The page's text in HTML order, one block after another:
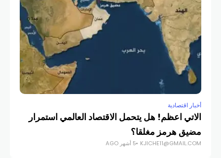
أخبار اقتصادية
الاتي اعظم! هل يتحمل الاقتصاد العالمي استمرار
مضيق هرمز مغلقا؟
KJICHE11@GMAIL.COM 5 أشهر AGO